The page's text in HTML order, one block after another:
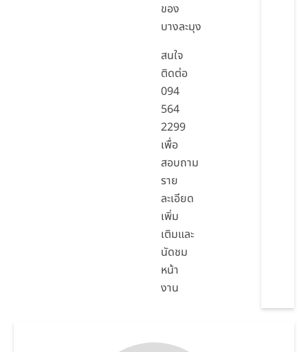
ของ
บางละมุง
สนใจ
ติดต่อ
094
564
2299
เพื่อ
สอบถาม
ราย
ละเอียด
เพิ่ม
เติมและ
นัดชม
หน้า
งาน